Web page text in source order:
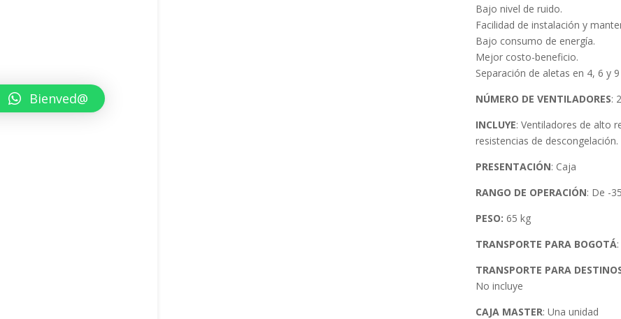
Bajo nivel de ruido.
Facilidad de instalación y
Bajo consumo de energía.
Mejor costo-beneficio.
Separación de aletas en 4, 6 y
NÚMERO DE VENTILADORES: 2
INCLUYE: Ventiladores de alto
resistencias de descongelación.
PRESENTACIÓN: Caja
RANGO DE OPERACIÓN: De -
PESO: 65 kg
TRANSPORTE PARA BOGOTÁ
TRANSPORTE PARA
No incluye
CAJA MASTER: Una unidad
Bienved@